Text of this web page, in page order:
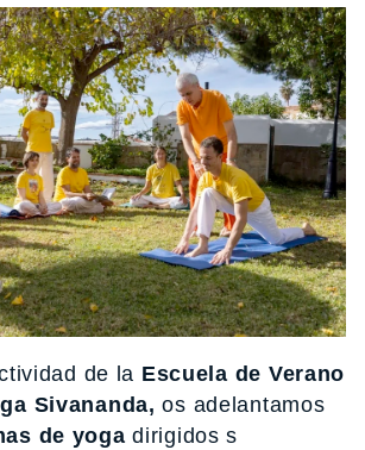
de la Escuela de Verano
Sivananda, os adelantamos
de yoga dirigidos s